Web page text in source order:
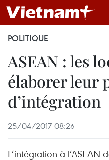
POLITIQUE
ASEAN : les
élaborer leur
d’intégration
25/04/2017 08:26
L’intégration à l’ASEAN